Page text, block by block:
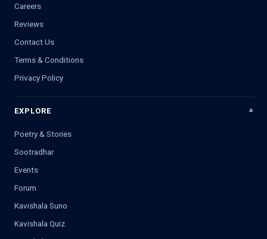
Careers
Reviews
Contact Us
Terms & Conditions
Privacy Policy
EXPLORE
Poetry & Stories
Sootradhar
Events
Forum
Kavishala Suno
Kavishala Quiz